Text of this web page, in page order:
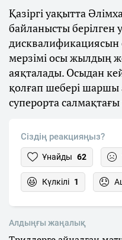
Қазіргі уақытта
байланысты берілген
мерзімі осы жылдың
аяқталады. Осыдан
қолғап шебері шаршы
суперорта
Сіздің реакцияңыз?
Ұнайды 62
Күлкілі 1
Алдыңғы жаңалық